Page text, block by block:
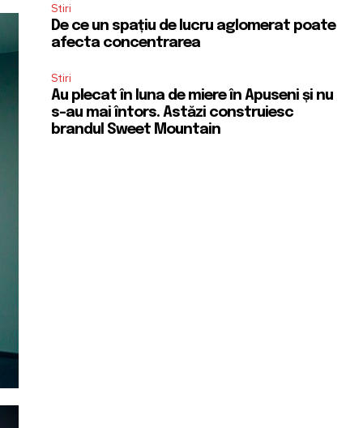
Stiri
De ce un spațiu de lucru aglomerat poate
afecta concentrarea
Stiri
Au plecat în luna de miere în Apuseni și nu
s-au mai întors. Astăzi construiesc
brandul Sweet Mountain